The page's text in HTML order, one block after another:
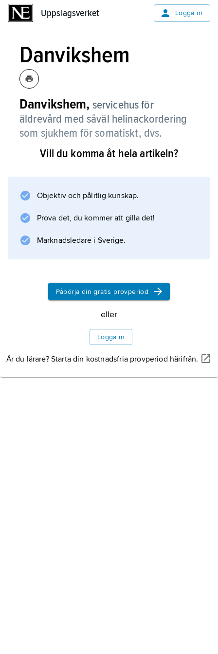
Uppslagsverket Logga in
Danvikshem
Danvikshem, servicehus för
äldrevård med såväl helinackordering
som sjukhem för somatiskt, dvs.
kroppsligt, långtidssjuka, beläget i
Nacka vid inloppet till Stockholm.
för eget boende med modern
av stiftelsen
Danviks hospital
, instiftad av staten, och står under statlig
täcka huvudstadens behov.
Information om artikeln
Vill du komma åt hela artikeln?
Objektiv och pålitlig kunskap.
Prova det, du kommer att gilla det!
Marknadsledare i Sverige.
Påbörja din gratis provperiod
eller
Logga in
Är du lärare? Starta din kostnadsfria provperiod härifrån.